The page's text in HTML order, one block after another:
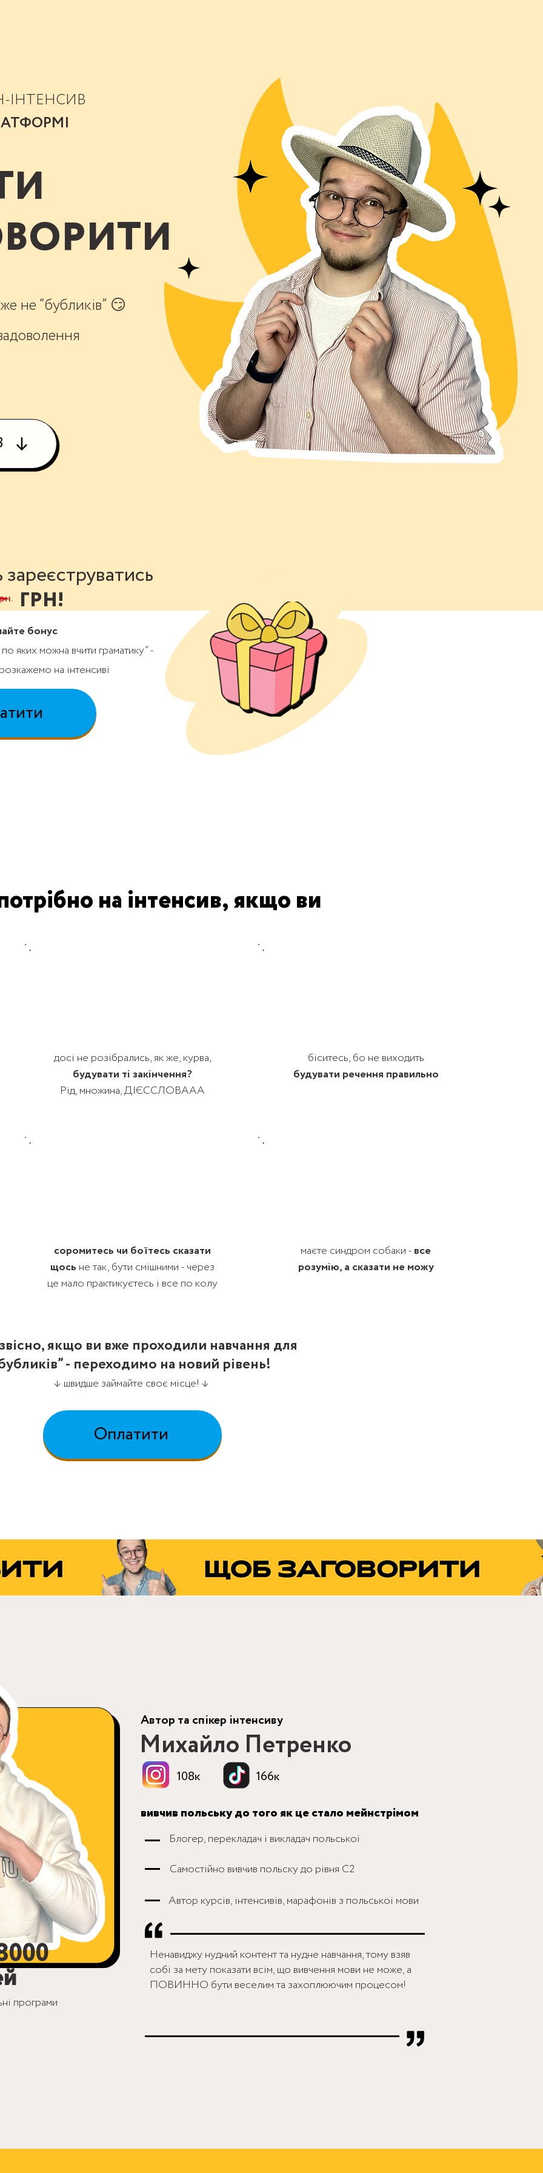
не “бубликів” 😏
зареєструватись
бонус
яких можна вчити граматику” -
на інтенсиві
на інтенсив, якщо ви
досі не розібрались, як же, курва,
будувати ті закінчення?
Рід, множина, ДІЄССЛОВААА
біситесь, бо не виходить
будувати речення правильно
соромитесь чи боїтесь сказати
щось не так, бути смішними - через
це мало практикуєтесь і все по колу
маєте синдром собаки -все
розумію, а сказати не можу
якщо ви вже проходили навчання для
- переходимо на новий рівень!
↓ швидше займайте своє місце! ️↓
Оплатити
програми
Автор та спікер інтенсиву
Михайло Петренко
108к 166к
вивчив польську до того як це стало мейнстрімом
Блогер, перекладач і викладач польської
Самостійно вивчив польску до рівня С2
Автор курсів, інтенсивів, марафонів з польської мови
Ненавиджу нудний контент та нудне навчання, тому взяв
собі за мету показати всім, що вивчення мови не може, а
ПОВИННО бути веселим та захоплюючим процесом!